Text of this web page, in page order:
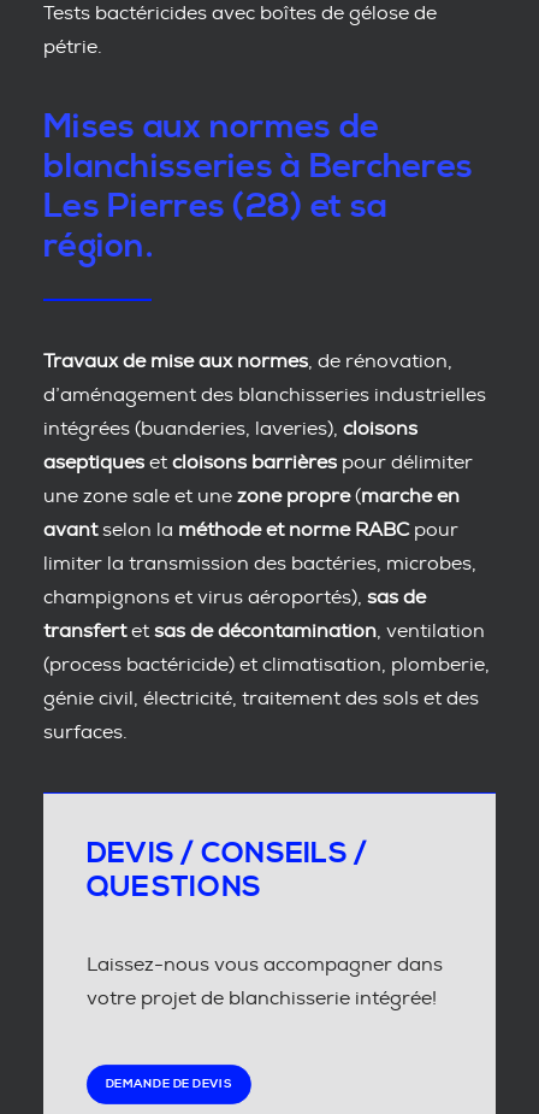
Tests bactéricides avec boîtes de gélose de
pétrie.
Mises aux normes de
blanchisseries à Bercheres
Les Pierres (28) et sa
région.
Travaux de mise aux normes , de rénovation,
d’aménagement des blanchisseries industrielles
intégrées (buanderies, laveries), cloisons
aseptiques et cloisons barrières pour délimiter
une zone sale et une zone propre(marche en
avantselon la méthode et norme RABCpour
limiter la transmission des bactéries, microbes,
champignons et virus aéroportés), sas de
transfertet sas de décontamination , ventilation
(process bactéricide) et climatisation, plomberie,
génie civil, électricité, traitement des sols et des
surfaces.
DEVIS / CONSEILS /
QUESTIONS
Laissez-nous vous accompagner dans
votre projet de blanchisserie intégrée!
DEMANDE DE DEVIS